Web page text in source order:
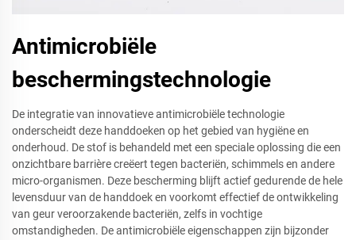
Antimicrobiële
beschermingstechnologie
De integratie van innovatieve antimicrobiële technologie
onderscheidt deze handdoeken op het gebied van hygiëne en
onderhoud. De stof is behandeld met een speciale oplossing die een
onzichtbare barrière creëert tegen bacteriën, schimmels en andere
micro-organismen. Deze bescherming blijft actief gedurende de hele
levensduur van de handdoek en voorkomt effectief de ontwikkeling
van geur veroorzakende bacteriën, zelfs in vochtige
omstandigheden. De antimicrobiële eigenschappen zijn bijzonder